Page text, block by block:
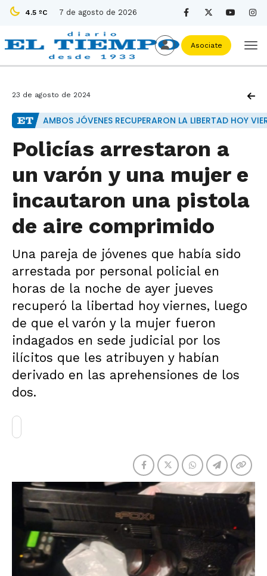
4.5 ºC 7 de agosto de 2026
Asociate
23 de agosto de 2024
AMBOS JÓVENES RECUPERARON LA LIBERTAD HOY
Policías arrestaron a
un varón y una mujer e
incautaron una pistola
de aire comprimido
Una pareja de jóvenes que había sido
arrestada por personal policial en
horas de la noche de ayer jueves
recuperó la libertad hoy viernes, luego
de que el varón y la mujer fueron
indagados en sede judicial por los
ilícitos que les atribuyen y habían
derivado en las aprehensiones de los
dos.